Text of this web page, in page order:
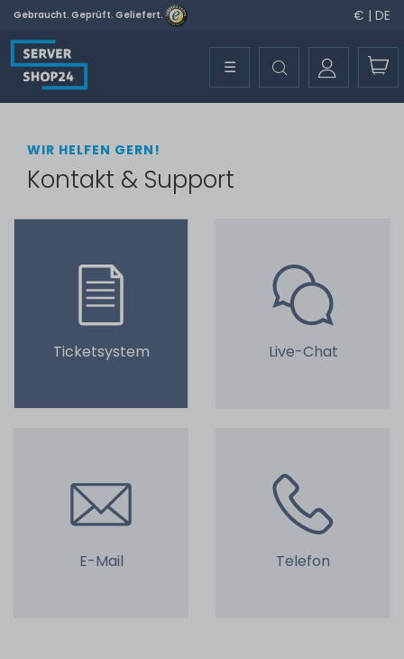
Gebraucht. Geprüft. Geliefert. € | DE
☰
WIR HELFEN GERN!
Kontakt & Support
Ticketsystem Live-Chat
E-Mail Telefon